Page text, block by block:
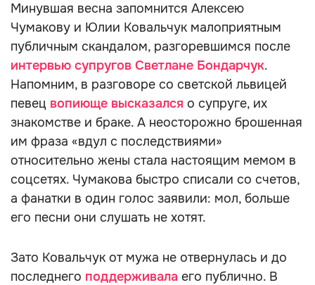
Минувшая весна запомнится Алексею
Чумакову и Юлии Ковальчук малоприятным
публичным скандалом, разгоревшимся после
интервью супругов Светлане Бондарчук.
Напомним, в разговоре со светской львицей
певец вопиюще высказался о супруге, их
знакомстве и браке. А неосторожно брошенная
им фраза «вдул с последствиями»
относительно жены стала настоящим мемом в
соцсетях. Чумакова быстро списали со счетов,
а фанатки в один голос заявили: мол, больше
его песни они слушать не хотят.
Зато Ковальчук от мужа не отвернулась и до
последнего поддерживала его публично. В